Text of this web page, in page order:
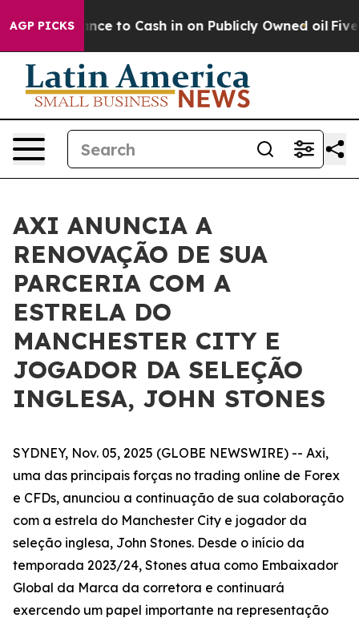
AGP PICKS
the Chance to Cash in on Publicly Owned oil Five
AXI ANUNCIA A
RENOVAÇÃO DE SUA
PARCERIA COM A
ESTRELA DO
MANCHESTER CITY E
JOGADOR DA SELEÇÃO
INGLESA, JOHN STONES
SYDNEY, Nov. 05, 2025 (GLOBE NEWSWIRE) -- Axi,
uma das principais forças no trading online de Forex
e CFDs, anunciou a continuação de sua colaboração
com a estrela do Manchester City e jogador da
seleção inglesa, John Stones. Desde o início da
temporada 2023/24, Stones atua como Embaixador
Global da Marca da corretora e continuará
exercendo um papel importante na representação